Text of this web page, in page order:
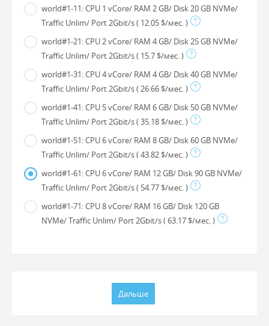
world#1-11: CPU 1 vCore/ RAM 2 GB/ Disk 20 GB NVMe/
Traffic Unlim/ Port 2Gbit/s( 12.05 $/мес. )
world#1-21: CPU 2 vCore/ RAM 4 GB/ Disk 25 GB NVMe/
Traffic Unlim/ Port 2Gbit/s( 15.7 $/мес. )
world#1-31: CPU 4 vCore/ RAM 4 GB/ Disk 40 GB NVMe/
Traffic Unlim/ Port 2Gbit/s( 26.66 $/мес. )
world#1-41: CPU 5 vCore/ RAM 6 GB/ Disk 50 GB NVMe/
Traffic Unlim/ Port 2Gbit/s( 35.18 $/мес. )
world#1-51: CPU 6 vCore/ RAM 8 GB/ Disk 60 GB NVMe/
Traffic Unlim/ Port 2Gbit/s( 43.82 $/мес. )
world#1-61: CPU 6 vCore/ RAM 12 GB/ Disk 90 GB NVMe/
Traffic Unlim/ Port 2Gbit/s( 54.77 $/мес. )
world#1-71: CPU 8 vCore/ RAM 16 GB/ Disk 120 GB
NVMe/ Traffic Unlim/ Port 2Gbit/s( 63.17 $/мес. )